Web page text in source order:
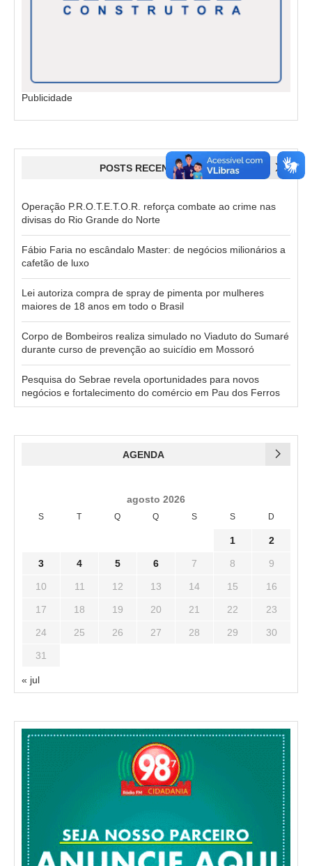
Publicidade
POSTS RECENTES
Operação P.R.O.T.E.T.O.R. reforça combate ao crime nas
divisas do Rio Grande do Norte
Fábio Faria no escândalo Master: de negócios milionários a
cafetão de luxo
Lei autoriza compra de spray de pimenta por mulheres
maiores de 18 anos em todo o Brasil
Corpo de Bombeiros realiza simulado no Viaduto do Sumaré
durante curso de prevenção ao suicídio em Mossoró
Pesquisa do Sebrae revela oportunidades para novos
negócios e fortalecimento do comércio em Pau dos Ferros
AGENDA
agosto 2026
S T Q Q S S D
1 2
3 4 5 6 7 8 9
10 11 12 13 14 15 16
17 18 19 20 21 22 23
24 25 26 27 28 29 30
31
« jul